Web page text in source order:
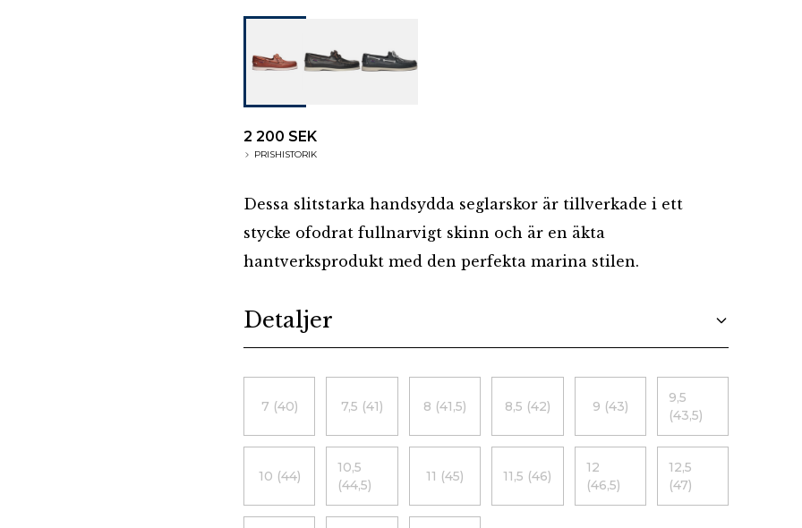
2 200 SEK
PRISHISTORIK
Dessa slitstarka handsydda seglarskor är tillverkade i ett
stycke ofodrat fullnarvigt skinn och är en äkta
hantverksprodukt med den perfekta marina stilen.
Detaljer
7 (40) 7,5 (41) 8 (41,5) 8,5 (42) 9 (43)
9,5
(43,5)
10 (44)
10,5
(44,5)
11 (45) 11,5 (46)
12
(46,5)
12,5
(47)